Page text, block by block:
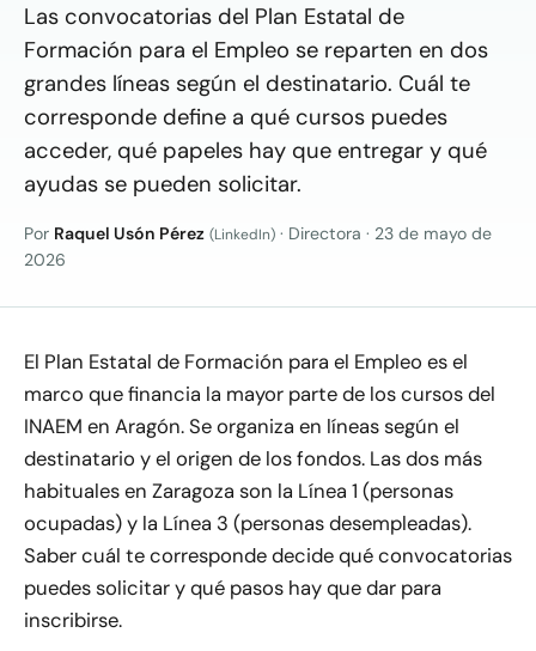
Las convocatorias del Plan Estatal de
Formación para el Empleo se reparten en dos
grandes líneas según el destinatario. Cuál te
corresponde define a qué cursos puedes
acceder, qué papeles hay que entregar y qué
ayudas se pueden solicitar.
Por Raquel Usón Pérez (LinkedIn) · Directora · 23 de mayo de
2026
El Plan Estatal de Formación para el Empleo es el
marco que financia la mayor parte de los cursos del
INAEM en Aragón. Se organiza en líneas según el
destinatario y el origen de los fondos. Las dos más
habituales en Zaragoza son la Línea 1 (personas
ocupadas) y la Línea 3 (personas desempleadas).
Saber cuál te corresponde decide qué convocatorias
puedes solicitar y qué pasos hay que dar para
inscribirse.